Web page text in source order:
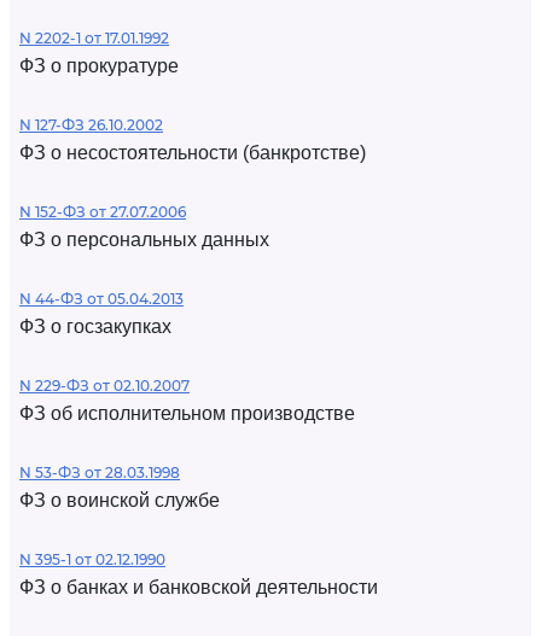
N 2202-1 от 17.01.1992
ФЗ о прокуратуре
N 127-ФЗ 26.10.2002
ФЗ о несостоятельности (банкротстве)
N 152-ФЗ от 27.07.2006
ФЗ о персональных данных
N 44-ФЗ от 05.04.2013
ФЗ о госзакупках
N 229-ФЗ от 02.10.2007
ФЗ об исполнительном производстве
N 53-ФЗ от 28.03.1998
ФЗ о воинской службе
N 395-1 от 02.12.1990
ФЗ о банках и банковской деятельности